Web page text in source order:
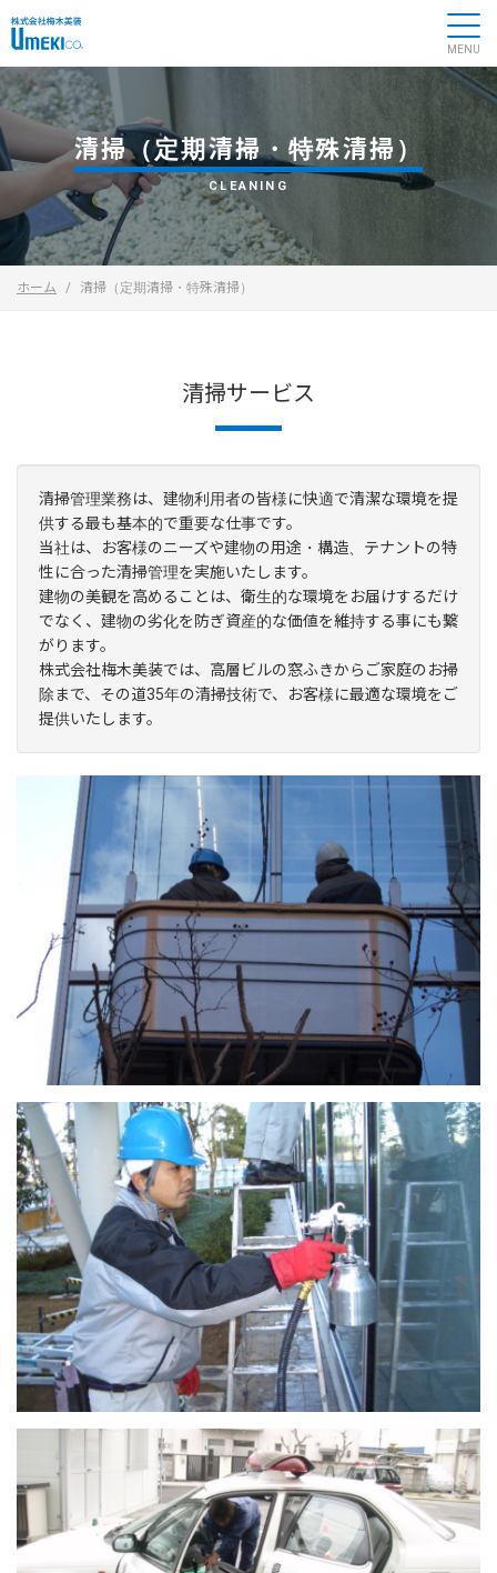
清掃（定期清掃・特殊清掃）
CLEANING
ホーム 清掃（定期清掃・特殊清掃）
清掃サービス
清掃管理業務は、建物利用者の皆様に快適で清潔な環境を提
供する最も基本的で重要な仕事です。
当社は、お客様のニーズや建物の用途・構造、テナントの特
性に合った清掃管理を実施いたします。
建物の美観を高めることは、衛生的な環境をお届けするだけ
でなく、建物の劣化を防ぎ資産的な価値を維持する事にも繋
がります。
株式会社梅木美装では、高層ビルの窓ふきからご家庭のお掃
除まで、その道35年の清掃技術で、お客様に最適な環境をご
提供いたします。